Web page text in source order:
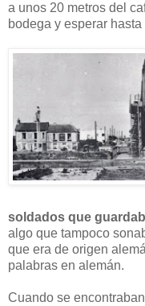
a unos 20 metros del
bodega y esperar
soldados que
algo que tampoco
que era de origen
palabras en alemán.
Cuando se